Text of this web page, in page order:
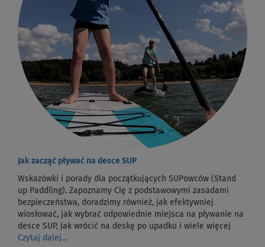
Jak zacząć pływać na desce SUP
Wskazówki i porady dla początkujących SUPowców (Stand
up Paddling). Zapoznamy Cię z podstawowymi zasadami
bezpieczeństwa, doradzimy również, jak efektywniej
wiosłować, jak wybrać odpowiednie miejsca na pływanie na
desce SUP, jak wrócić na deskę po upadku i wiele więcej
Czytaj dalej...